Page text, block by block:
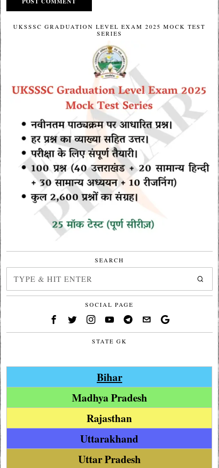
UKSSSC GRADUATION LEVEL EXAM 2025 MOCK TEST
SERIES
SEARCH
SOCIAL PAGE
STATE GK
Bihar
Madhya Pradesh
Rajasthan
Uttarakhand
Uttar Pradesh